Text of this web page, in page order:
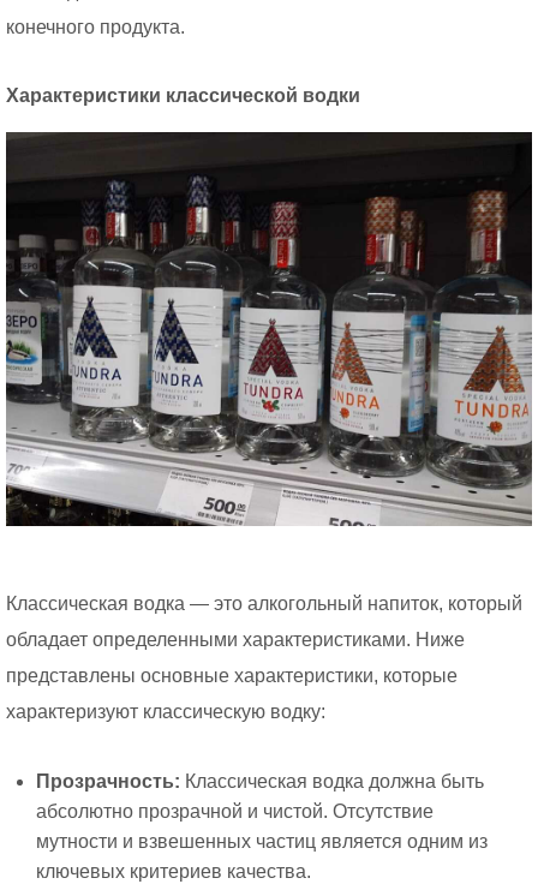
конечного продукта.
Характеристики классической водки
Классическая водка — это алкогольный напиток, который
обладает определенными характеристиками. Ниже
представлены основные характеристики, которые
характеризуют классическую водку:
Прозрачность: Классическая водка должна быть
абсолютно прозрачной и чистой. Отсутствие
мутности и взвешенных частиц является одним из
ключевых критериев качества.